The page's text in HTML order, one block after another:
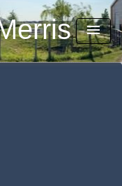
menu